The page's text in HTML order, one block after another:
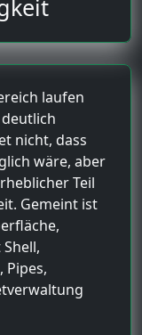
laufen
nicht, dass
wäre, aber
Teil
Gemeint ist
Pipes,